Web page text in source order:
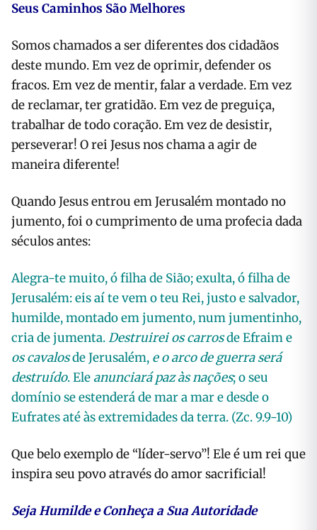
Seus Caminhos São Melhores
Somos chamados a ser diferentes dos cidadãos
deste mundo. Em vez de oprimir, defender os
fracos. Em vez de mentir, falar a verdade. Em vez
de reclamar, ter gratidão. Em vez de preguiça,
trabalhar de todo coração. Em vez de desistir,
perseverar! O rei Jesus nos chama a agir de
maneira diferente!
Quando Jesus entrou em Jerusalém montado no
jumento, foi o cumprimento de uma profecia dada
séculos antes:
Alegra-te muito, ó filha de Sião; exulta, ó filha de
Jerusalém: eis aí te vem o teu Rei, justo e salvador,
humilde, montado em jumento, num jumentinho,
cria de jumenta.Destruirei os carrosde Efraim e
os cavalosde Jerusalém, e o arco de guerra será
destruído. Ele anunciará paz às nações; o seu
domínio se estenderá de mar a mar e desde o
Eufrates até às extremidades da terra. (Zc. 9.9-10)
Que belo exemplo de “líder-servo”! Ele é um rei que
inspira seu povo através do amor sacrificial!
Seja Humilde e Conheça a Sua Autoridade